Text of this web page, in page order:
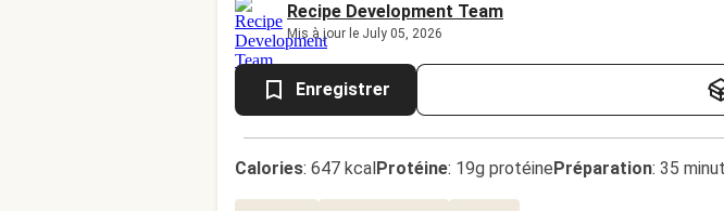
Recipe Development Team
Mis à jour le July 05, 2026
Enregistrer
Calories: 647 kcalProtéine: 19g protéinePréparation: 35